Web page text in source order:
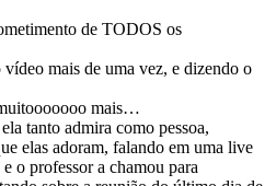
de TODOS os
mais de uma vez, e dizendo o
mais…
tanto admira como pessoa,
elas adoram, falando em uma live
o professor a chamou para